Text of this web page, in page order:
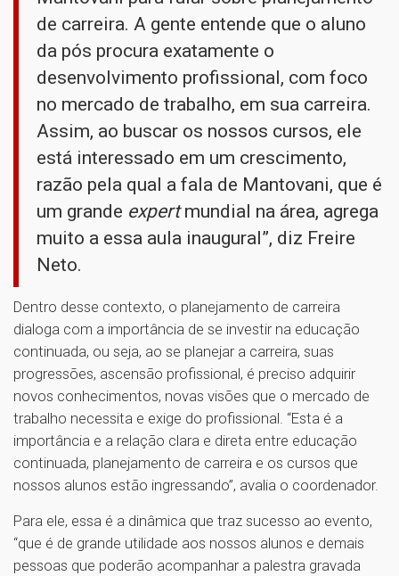
de carreira. A gente entende que o aluno
da pós procura exatamente o
desenvolvimento profissional, com foco
no mercado de trabalho, em sua carreira.
Assim, ao buscar os nossos cursos, ele
está interessado em um crescimento,
razão pela qual a fala de Mantovani, que é
um grande expertmundial na área, agrega
muito a essa aula inaugural”, diz Freire
Neto.
Dentro desse contexto, o planejamento de carreira
dialoga com a importância de se investir na educação
continuada, ou seja, ao se planejar a carreira, suas
progressões, ascensão profissional, é preciso adquirir
novos conhecimentos, novas visões que o mercado de
trabalho necessita e exige do profissional. “Esta é a
importância e a relação clara e direta entre educação
continuada, planejamento de carreira e os cursos que
nossos alunos estão ingressando”, avalia o coordenador.
Para ele, essa é a dinâmica que traz sucesso ao evento,
“que é de grande utilidade aos nossos alunos e demais
pessoas que poderão acompanhar a palestra gravada